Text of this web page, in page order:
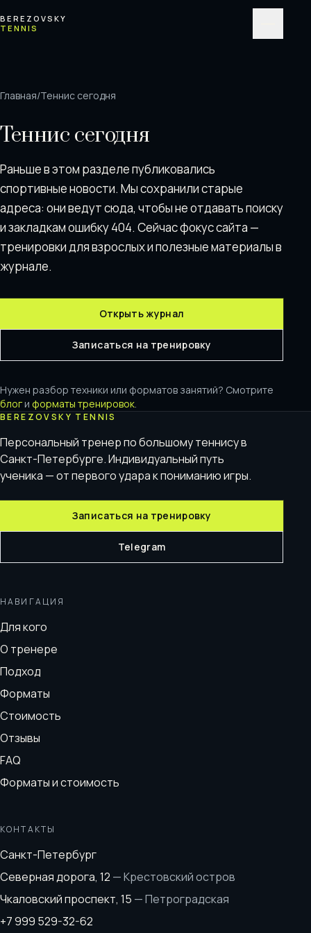
BEREZOVSKY
TENNIS
Главная/Теннис сегодня
Теннис сегодня
Раньше в этом разделе публиковались
спортивные новости. Мы сохранили старые
адреса: они ведут сюда, чтобы не отдавать поискy
и закладкам ошибку 404. Сейчас фокус сайта —
тренировки для взрослых и полезные материалы в
журнале.
Открыть журнал
Записаться на тренировку
Нужен разбор техники или форматов занятий? Смотрите
блог и форматы тренировок.
BEREZOVSKY TENNIS
Персональный тренер по большому теннису в
Санкт-Петербурге. Индивидуальный путь
ученика — от первого удара к пониманию игры.
Записаться на тренировку
Telegram
НАВИГАЦИЯ
Для кого
О тренере
Подход
Форматы
Стоимость
Отзывы
FAQ
Форматы и стоимость
КОНТАКТЫ
Санкт-Петербург
Северная дорога, 12 —Крестовский остров
Чкаловский проспект, 15 —Петроградская
+7 999 529-32-62